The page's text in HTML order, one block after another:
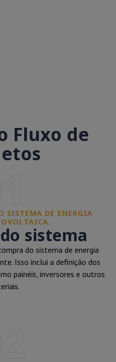
Fluxo de
SISTEMA DE ENERGIA
sistema
do sistema de energia
Isso inclui a definição dos
painéis, inversores e outros